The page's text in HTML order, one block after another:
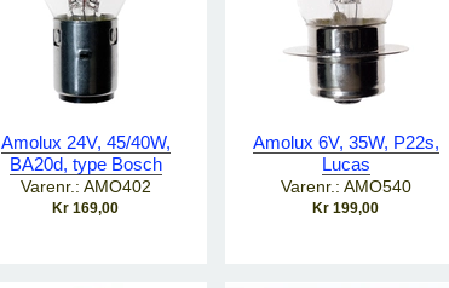
Amolux 24V, 45/40W,
BA20d, type Bosch
Varenr.: AMO402
Kr 169,00
Amolux 6V, 35W, P22s,
Lucas
Varenr.: AMO540
Kr 199,00